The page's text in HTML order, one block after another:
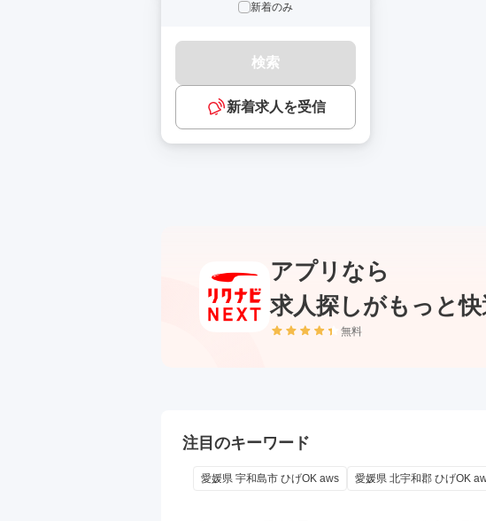
新着のみ
検索
新着求人を受信
アプリなら
求人探しがもっと快
無料
注目のキーワード
愛媛県 宇和島市 ひげOK aws 愛媛県 北宇和郡 ひげOK